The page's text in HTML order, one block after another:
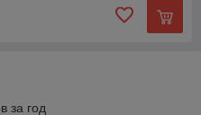
за год